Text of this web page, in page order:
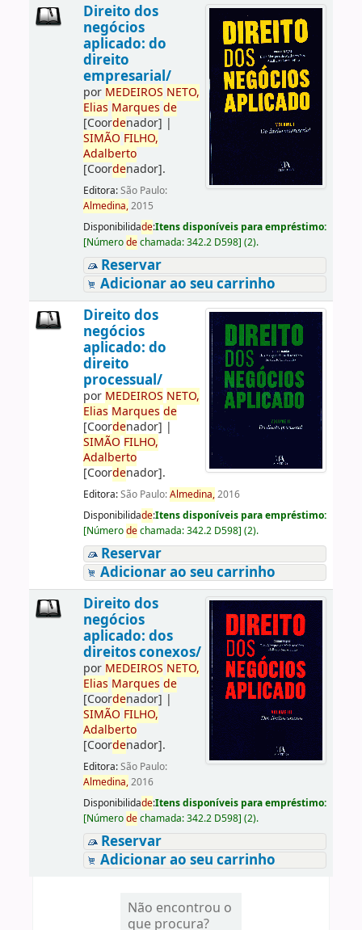
Direito dos
negócios
aplicado: do
direito
empresarial/
por MEDEIROS NETO,
Elias Marques de
[Coordenador] |
SIMÃO FILHO,
Adalberto
[Coordenador].
Editora:São Paulo:
Almedina,2015
Disponibilidade:Itens disponíveis para empréstimo:
[Númerodechamada:342.2 D598] (2).
Reservar
Adicionar ao seu carrinho
Direito dos
negócios
aplicado: do
direito
processual/
por MEDEIROS NETO,
Elias Marques de
[Coordenador] |
SIMÃO FILHO,
Adalberto
[Coordenador].
Editora:São Paulo:Almedina,2016
Disponibilidade:Itens disponíveis para empréstimo:
[Númerodechamada:342.2 D598] (2).
Reservar
Adicionar ao seu carrinho
Direito dos
negócios
aplicado: dos
direitos conexos/
por MEDEIROS NETO,
Elias Marques de
[Coordenador] |
SIMÃO FILHO,
Adalberto
[Coordenador].
Editora:São Paulo:
Almedina,2016
Disponibilidade:Itens disponíveis para empréstimo:
[Númerodechamada:342.2 D598] (2).
Reservar
Adicionar ao seu carrinho
Não encontrou o
que procura?